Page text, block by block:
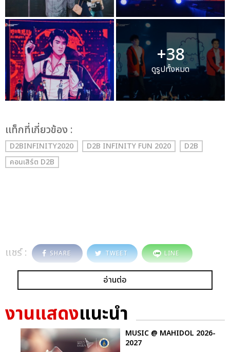
+38
ดูรูปทั้งหมด
เเท็กที่เกี่ยวข้อง :
D2BINFINITY2020 D2B INFINITY FUN 2020
D2B
คอนเสิร์ต D2B
แชร์ : SHARE TWEET LINE
อ่านต่อ
งานแสดงแนะนำ
MUSIC @ MAHIDOL 2026-
2027